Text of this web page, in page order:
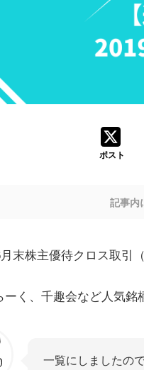
ポスト
記事内
末株主優待クロス取引
ーく、千趣会など人気銘
一覧にしましたの